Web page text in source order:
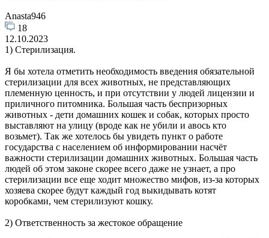
Anasta946
18
12.10.2023
1) Стерилизация.
Я бы хотела отметить необходимость введения обязательной
стерилизации для всех животных, не представляющих
племенную ценность, и при отсутствии у людей лицензии и
приличного питомника. Большая часть беспризорных
животных - дети домашних кошек и собак, которых просто
выставляют на улицу (вроде как не убили и авось кто
возьмет). Так же хотелось бы увидеть пункт о работе
государства с населением об информировании насчёт
важности стерилизации домашних животных. Большая часть
людей об этом законе скорее всего даже не узнает, а про
стерилизации все еще ходит множество мифов, из-за которых
хозяева скорее будут каждый год выкидывать котят
коробками, чем стерилизуют кошку.
2) Ответственность за жестокое обращение